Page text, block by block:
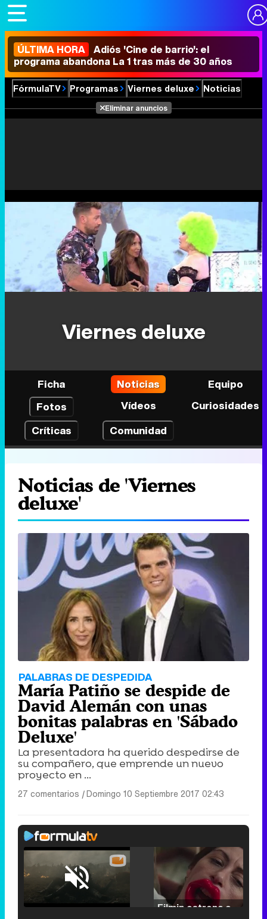
ÚLTIMA HORA Adiós 'Cine de barrio': el
programa abandona La 1 tras más de 30 años
FórmulaTV Programas Viernes deluxe Noticias
Eliminar anuncios
Viernes deluxe
Ficha Noticias
Equipo
Fotos
Vídeos
Curiosidades
Críticas
Comunidad
Noticias de 'Viernes
deluxe'
PALABRAS DE DESPEDIDA
María Patiño se despide de
David Alemán con unas
bonitas palabras en 'Sábado
Deluxe'
La presentadora ha querido despedirse de
su compañero, que emprende un nuevo
proyecto en ...
27 comentarios |Domingo 10 Septiembre 2017 02:43
Unmute /
Loaded
29.30%